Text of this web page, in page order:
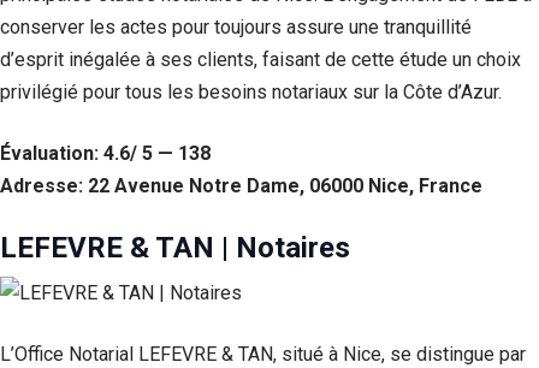
conserver les actes pour toujours assure une tranquillité
d’esprit inégalée à ses clients, faisant de cette étude un choix
privilégié pour tous les besoins notariaux sur la Côte d’Azur.
Évaluation: 4.6/ 5 — 138
Adresse: 22 Avenue Notre Dame, 06000 Nice, France
LEFEVRE & TAN | Notaires
L’Office Notarial LEFEVRE & TAN, situé à Nice, se distingue par
Ces cookies ne